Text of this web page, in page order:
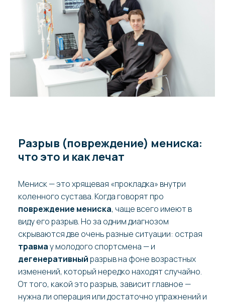
Разрыв (повреждение) мениска:
что это и как лечат
Мениск — это хрящевая «прокладка» внутри
коленного сустава. Когда говорят про
повреждение мениска, чаще всего имеют в
виду его разрыв. Но за одним диагнозом
скрываются две очень разные ситуации: острая
травмау молодого спортсмена — и
дегенеративный разрыв на фоне возрастных
изменений, который нередко находят случайно.
От того, какой это разрыв, зависит главное —
нужна ли операция или достаточно упражнений и